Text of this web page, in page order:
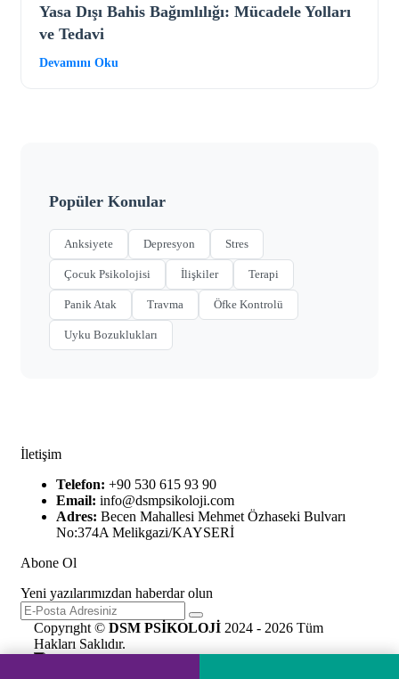
Yasa Dışı Bahis Bağımlılığı: Mücadele Yolları
ve Tedavi
Devamını Oku
Popüler Konular
Anksiyete Depresyon Stres
Çocuk Psikolojisi İlişkiler Terapi
Panik Atak Travma Öfke Kontrolü
Uyku Bozuklukları
İletişim
Telefon: +90 530 615 93 90
Email: info@dsmpsikoloji.com
Adres: Becen Mahallesi Mehmet Özhaseki Bulvarı
No:374A Melikgazi/KAYSERİ
Abone Ol
Yeni yazılarımızdan haberdar olun
Copyrıght © DSM PSİKOLOJİ 2024 - 2026 Tüm
Hakları Saklıdır.